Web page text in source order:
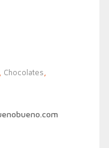
Chocolates